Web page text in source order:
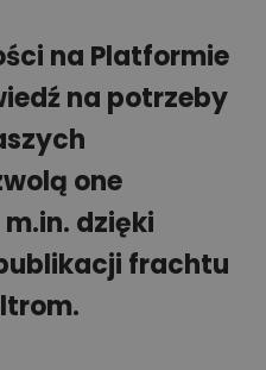
na Platformie
na potrzeby
one
dzięki
frachtu